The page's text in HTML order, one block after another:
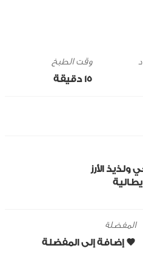
وقت الطبخ
15 ‎دقيقة
ولذيذ الأرز
المفضلة